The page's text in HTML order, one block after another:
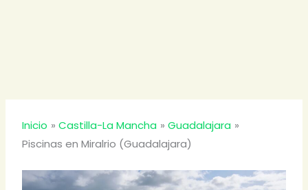
Inicio Castilla-La Mancha
Guadalajara
Piscinas en Miralrio (Guadalajara)